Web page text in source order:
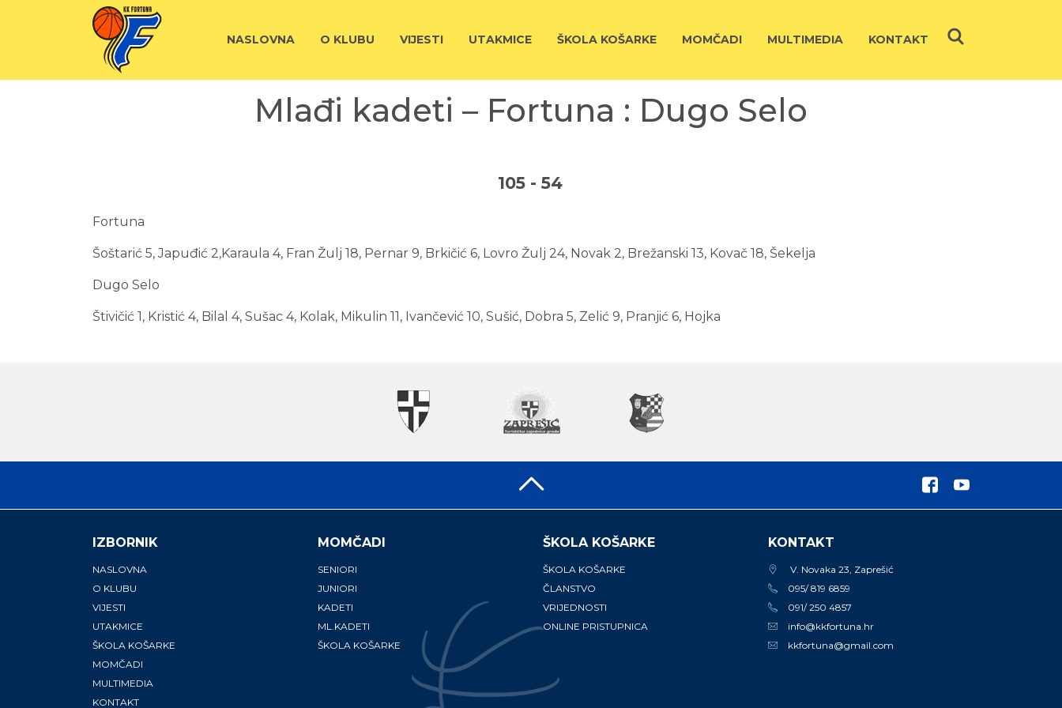
NASLOVNA O KLUBU VIJESTI UTAKMICE ŠKOLA KOŠARKE MOMČADI MULTIMEDIA KONTAKT
Mlađi kadeti – Fortuna : Dugo Selo
105 - 54
Fortuna
Šoštarić 5, Japuđić 2,Karaula 4, Fran Žulj 18, Pernar 9, Brkičić 6, Lovro Žulj 24, Novak 2, Brežanski 13, Kovač 18, Šekelja
Dugo Selo
Štivičić 1, Kristić 4, Bilal 4, Sušac 4, Kolak, Mikulin 11, Ivančević 10, Sušić, Dobra 5, Zelić 9, Pranjić 6, Hojka
IZBORNIK
NASLOVNA
O KLUBU
VIJESTI
UTAKMICE
ŠKOLA KOŠARKE
MOMČADI
MULTIMEDIA
KONTAKT
MOMČADI
SENIORI
JUNIORI
KADETI
ML.KADETI
ŠKOLA KOŠARKE
ŠKOLA KOŠARKE
ŠKOLA KOŠARKE
ČLANSTVO
VRIJEDNOSTI
ONLINE PRISTUPNICA
KONTAKT
V. Novaka 23, Zaprešić
095/ 819 6859
091/ 250 4857
info@kkfortuna.hr
kkfortuna@gmail.com